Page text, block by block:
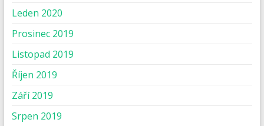
Leden 2020
Prosinec 2019
Listopad 2019
Říjen 2019
Září 2019
Srpen 2019